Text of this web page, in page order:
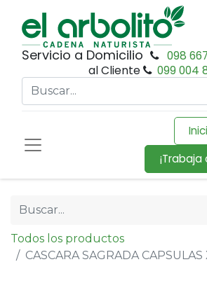
Servicio a Domicilio 098
al Cliente
099 004
Todos los productos
CASCARA SAGRADA